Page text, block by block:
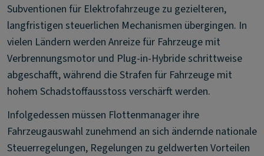
Subventionen für Elektrofahrzeuge zu gezielteren,
langfristigen steuerlichen Mechanismen übergingen. In
vielen Ländern werden Anreize für Fahrzeuge mit
Verbrennungsmotor und Plug-in-Hybride schrittweise
abgeschafft, während die Strafen für Fahrzeuge mit
hohem Schadstoffausstoss verschärft werden.
Infolgedessen müssen Flottenmanager ihre
Fahrzeugauswahl zunehmend an sich ändernde nationale
Steuerregelungen, Regelungen zu geldwerten Vorteilen